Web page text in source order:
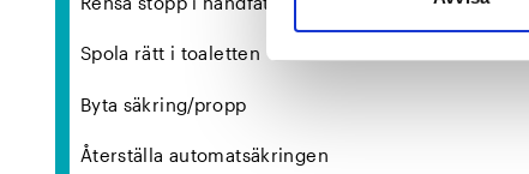
Spola rätt i toaletten
Byta säkring/propp
Återställa automatsäkringen